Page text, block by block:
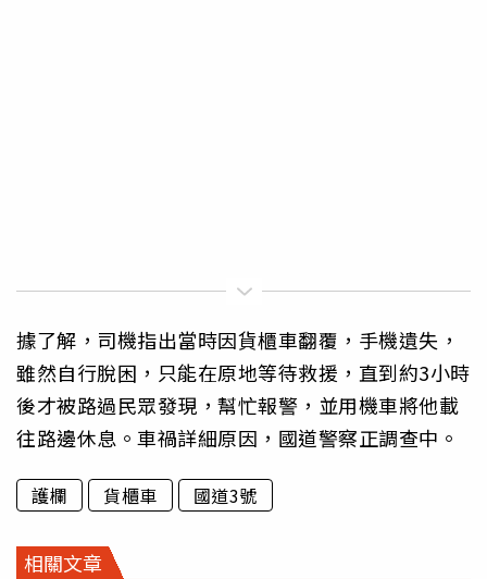
據了解，司機指出當時因貨櫃車翻覆，手機遺失，
雖然自行脫困，只能在原地等待救援，直到約3小時
後才被路過民眾發現，幫忙報警，並用機車將他載
往路邊休息。車禍詳細原因，國道警察正調查中。
護欄 貨櫃車 國道3號
相關文章